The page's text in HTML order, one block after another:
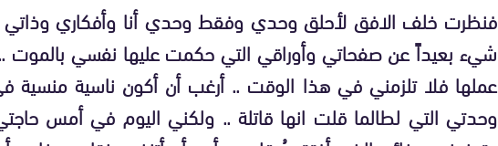
فنظرت خلف الافق لأحلق وحدي وفقط وحدي أنا وأفكاري وذاتي
شيء بعيداً عن صفحاتي وأوراقي التي حكمت عليها نفسي
عملها فلا تلزمني في هذا الوقت .. أرغب أن أكون ناسية منسية
وحدتي التي لطالما قلت انها قاتلة .. ولكني اليوم في أمس